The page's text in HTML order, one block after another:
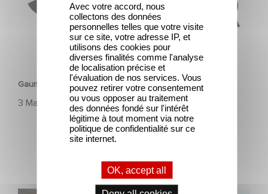
HERITAGE
Gaumont & the César Awards: 50 Years of History!
3 March 2025
Avec votre accord, nous
collectons des données
personnelles telles que votre visite
sur ce site, votre adresse IP, et
utilisons des cookies pour
diverses finalités comme l'analyse
de localisation précise et
l'évaluation de nos services. Vous
pouvez retirer votre consentement
ou vous opposer au traitement
des données fondé sur l'intérêt
légitime à tout moment via notre
politique de confidentialité sur ce
site internet.
OK, accept all